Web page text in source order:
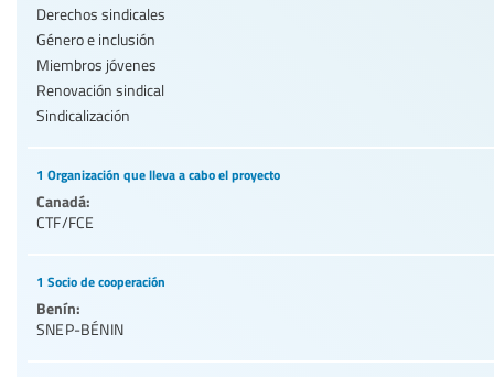
Derechos sindicales
Género e inclusión
Miembros jóvenes
Renovación sindical
Sindicalización
1 Organización que lleva a cabo el proyecto
Canadá:
CTF/FCE
1 Socio de cooperación
Benín:
SNEP-BÉNIN